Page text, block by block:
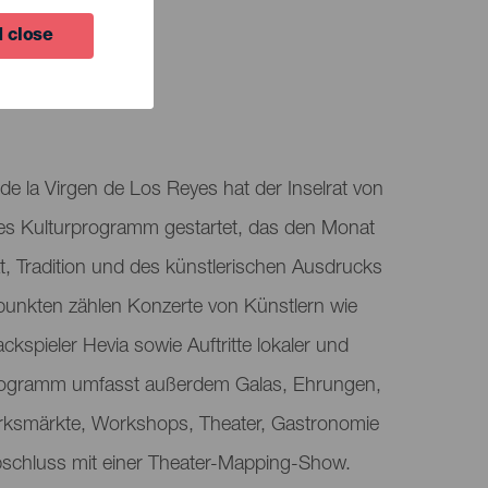
close
la Virgen de Los Reyes hat der Inselrat von
Kulturprogramm gestartet, das den Monat
Tradition und des künstlerischen Ausdrucks
zählen Konzerte von Künstlern wie
Hevia sowie Auftritte lokaler und
umfasst außerdem Galas, Ehrungen,
Workshops, Theater, Gastronomie
mit einer Theater-Mapping-Show.